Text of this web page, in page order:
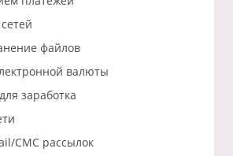
файлов
валюты
заработка
СМС рассылок